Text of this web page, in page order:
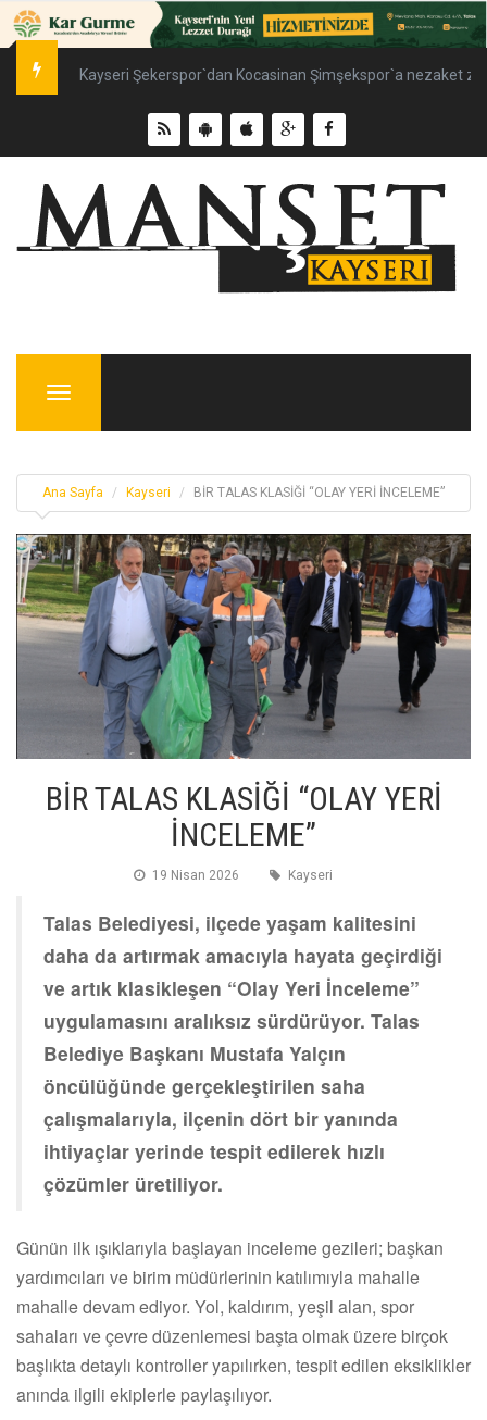
Kayseri Şekerspor`dan Kocasinan Şimşekspor`a nezaket
Menu
Ana Sayfa Kayseri BİR TALAS KLASİĞİ “OLAY YERİ İNCELEME”
BİR TALAS KLASİĞİ “OLAY YERİ
İNCELEME”
19 Nisan 2026 Kayseri
Talas Belediyesi, ilçede yaşam kalitesini
daha da artırmak amacıyla hayata geçirdiği
ve artık klasikleşen “Olay Yeri İnceleme”
uygulamasını aralıksız sürdürüyor. Talas
Belediye Başkanı Mustafa Yalçın
öncülüğünde gerçekleştirilen saha
çalışmalarıyla, ilçenin dört bir yanında
ihtiyaçlar yerinde tespit edilerek hızlı
çözümler üretiliyor.
Günün ilk ışıklarıyla başlayan inceleme gezileri; başkan
yardımcıları ve birim müdürlerinin katılımıyla mahalle
mahalle devam ediyor. Yol, kaldırım, yeşil alan, spor
sahaları ve çevre düzenlemesi başta olmak üzere birçok
başlıkta detaylı kontroller yapılırken, tespit edilen eksiklikler
anında ilgili ekiplerle paylaşılıyor.